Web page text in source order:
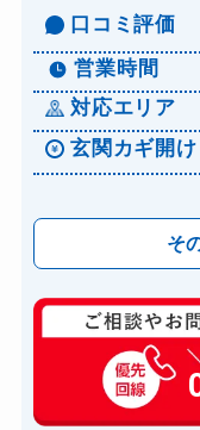
口コミ評価
営業時間
対応エリア
玄関カギ開け
そ
玄関カギ修理
玄関カギ作成
玄関カギ交換